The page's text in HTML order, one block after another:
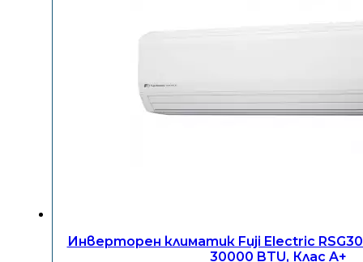
Инверторен климатик Fuji Electric
30000 BTU, Клас A+